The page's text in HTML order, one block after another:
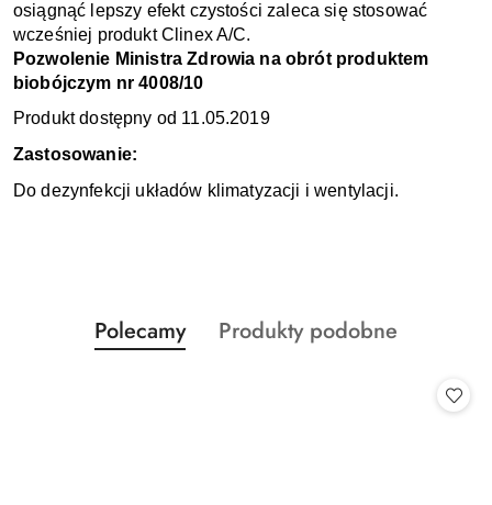
osiągnąć lepszy efekt czystości zaleca się stosować
wcześniej produkt Clinex A/C.
Pozwolenie Ministra Zdrowia na obrót produktem
biobójczym nr 4008/10
Produkt dostępny od 11.05.2019
Zastosowanie:
Do dezynfekcji układów klimatyzacji i wentylacji.
Pomiń karuzelę produktów
Produkty
o
Polecamy
Produkty
Produkty podobne